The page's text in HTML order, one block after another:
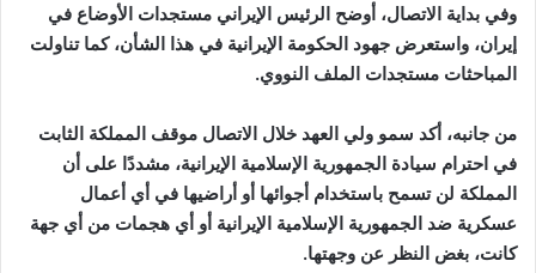
وفي بداية الاتصال، أوضح الرئيس الإيراني مستجدات الأوضاع في
إيران، واستعرض جهود الحكومة الإيرانية في هذا الشأن، كما تناولت
المباحثات مستجدات الملف النووي.
من جانبه، أكد سمو ولي العهد خلال الاتصال موقف المملكة الثابت
في احترام سيادة الجمهورية الإسلامية الإيرانية، مشددًا على أن
المملكة لن تسمح باستخدام أجوائها أو أراضيها في أي أعمال
عسكرية ضد الجمهورية الإسلامية الإيرانية أو أي هجمات من أي جهة
كانت، بغض النظر عن وجهتها.